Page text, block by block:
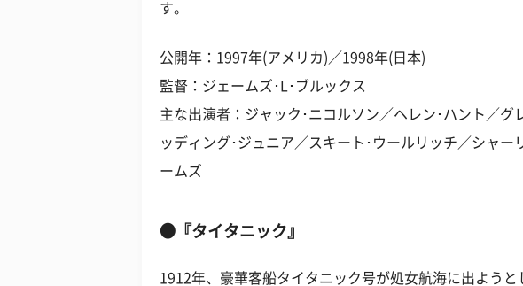
す。
公開年：1997年(アメリカ)／1998年(日本)
監督：ジェームズ･L･ブルックス
主な出演者：ジャック･ニコルソン／ヘレン･ハント／グ
ッディング･ジュニア／スキート･ウールリッチ／シャー
ームズ
●『タイタニック』
1912年、豪華客船タイタニック号が処女航海に出よう